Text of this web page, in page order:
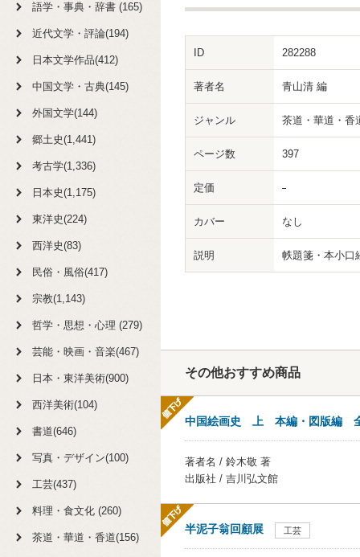
語学・事典・辞書 (165)
近代文学・評論(194)
日本文学作品(412)
中国文学・古典(145)
外国文学(144)
郷土史(1,441)
考古学(1,336)
日本史(1,175)
東洋史(224)
西洋史(83)
民俗・風俗(417)
宗教(1,143)
哲学・思想・心理 (279)
芸能・映画・音楽(467)
日本・東洋美術(900)
西洋美術(104)
書道(646)
写真・デザイン(100)
工芸(437)
料理・食文化 (260)
茶道・華道・香道(156)
ID 282288
著者名 青山清 編
ジャンル 茶道・華道・香
ページ数 397
定価
カバー なし
説明 帙題箋・本小
その他おすすめ商品
中国絵画史 上 本編・図版編
著者名 / 鈴木敬 著
出版社 / 吉川弘文館
半泥子翁回顧展 工芸